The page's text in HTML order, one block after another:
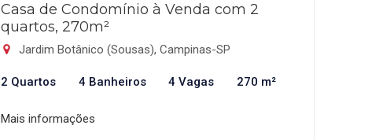
Casa de Condomínio à Venda com 2
quartos, 270m²
Jardim Botânico (Sousas), Campinas-SP
2 Quartos 4 Banheiros 4 Vagas 270 m²
Mais informações